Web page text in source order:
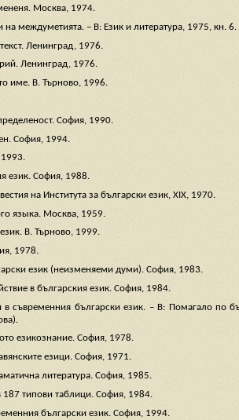
Москва, 1974.
междуметията. – В: Език и литература, 1975, кн. 6.
Ленинград, 1976.
Ленинград, 1976.
име. В. Търново, 1996.
София, 1990.
София, 1994.
1993.
език. София, 1988.
на Института за български език, XIX, 1970.
языка. Москва, 1959.
В. Търново, 1999.
1978.
език (неизменяеми думи). София, 1983.
в българския език. София, 1984.
в съвременния български език. – В: Помагало по
езикознание. София, 1978.
езици. София, 1971.
литература. София, 1985.
187 типови таблици. София, 1984.
български език. София, 1994.